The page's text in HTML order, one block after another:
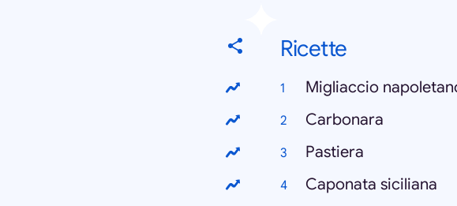
Ricette
Migliaccio
Carbonara
Pastiera
Caponata siciliana